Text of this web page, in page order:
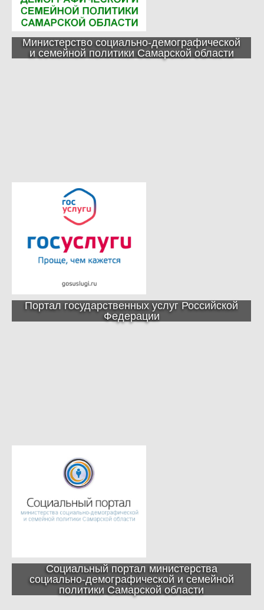
Министерство социально-демографической
и семейной политики Самарской области
Портал государственных услуг Российской
Федерации
Социальный портал министерства
социально-демографической и семейной
политики Самарской области